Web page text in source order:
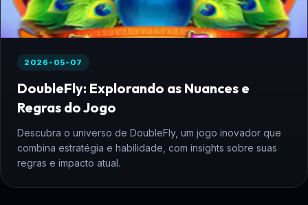
2026-05-07
DoubleFly: Explorando as Nuances e
Regras do Jogo
Descubra o universo de DoubleFly, um jogo inovador que
combina estratégia e habilidade, com insights sobre suas
regras e impacto atual.